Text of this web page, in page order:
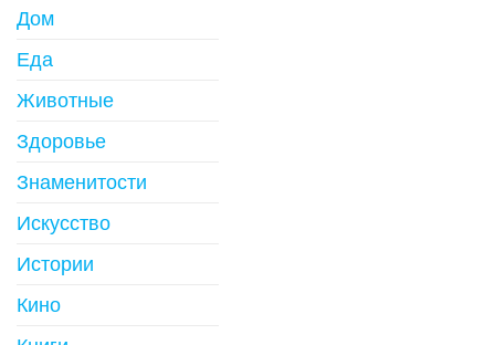
Дом
Еда
Животные
Здоровье
Знаменитости
Искусство
Истории
Кино